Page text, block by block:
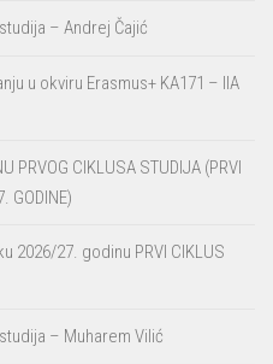
– Andrej Čajić
u okviru Erasmus+ KA171 – IIA
PRVOG CIKLUSA STUDIJA (PRVI
GODINE)
2026/27. godinu PRVI CIKLUS
– Muharem Vilić